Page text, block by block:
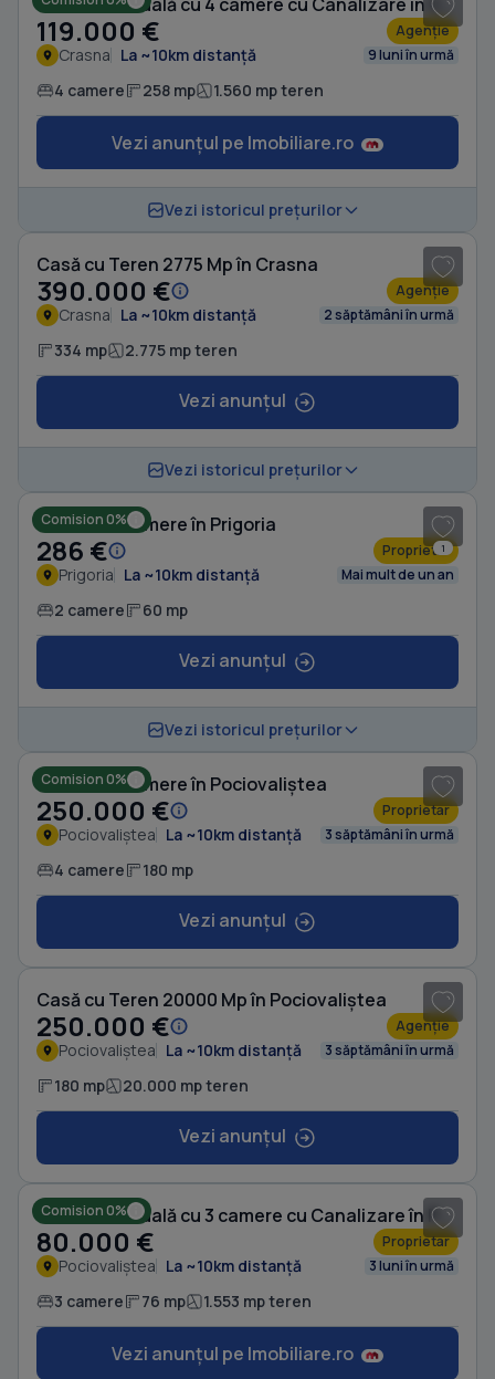
119.000 € Agenție
Crasna La ~10km distanță 9 luni în urmă
4 camere 258 mp 1.560 mp teren
Vezi anunțul pe Imobiliare.ro
Vezi istoricul prețurilor
Casă cu Teren 2775 Mp în Crasna
390.000 € Agenție
Crasna La ~10km distanță 2 săptămâni în urmă
334 mp 2.775 mp teren
Vezi anunțul
Vezi istoricul prețurilor
1
Comision 0%
Casă cu 2 camere în Prigoria
286 € Proprietar
Prigoria La ~10km distanță Mai mult de un an
2 camere 60 mp
Vezi anunțul
Vezi istoricul prețurilor
Comision 0%
Casă cu 4 camere în Pociovaliștea
250.000 € Proprietar
Pociovaliștea La ~10km distanță 3 săptămâni în urmă
4 camere 180 mp
Vezi anunțul
Casă cu Teren 20000 Mp în Pociovaliștea
250.000 € Agenție
Pociovaliștea La ~10km distanță 3 săptămâni în urmă
180 mp 20.000 mp teren
Vezi anunțul
Comision 0% Casă individuală cu 3 camere cu Canalizare în Pociovaliștea
80.000 € Proprietar
Pociovaliștea La ~10km distanță 3 luni în urmă
3 camere 76 mp 1.553 mp teren
Vezi anunțul pe Imobiliare.ro